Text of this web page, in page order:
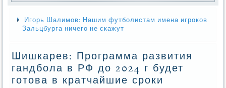
Игорь Шалимов: Нашим футболистам имена игроков
Зальцбурга ничего не скажут
Шишкарев: Программа развития
гандбола в РФ до 2024 г будет
готова в кратчайшие сроки